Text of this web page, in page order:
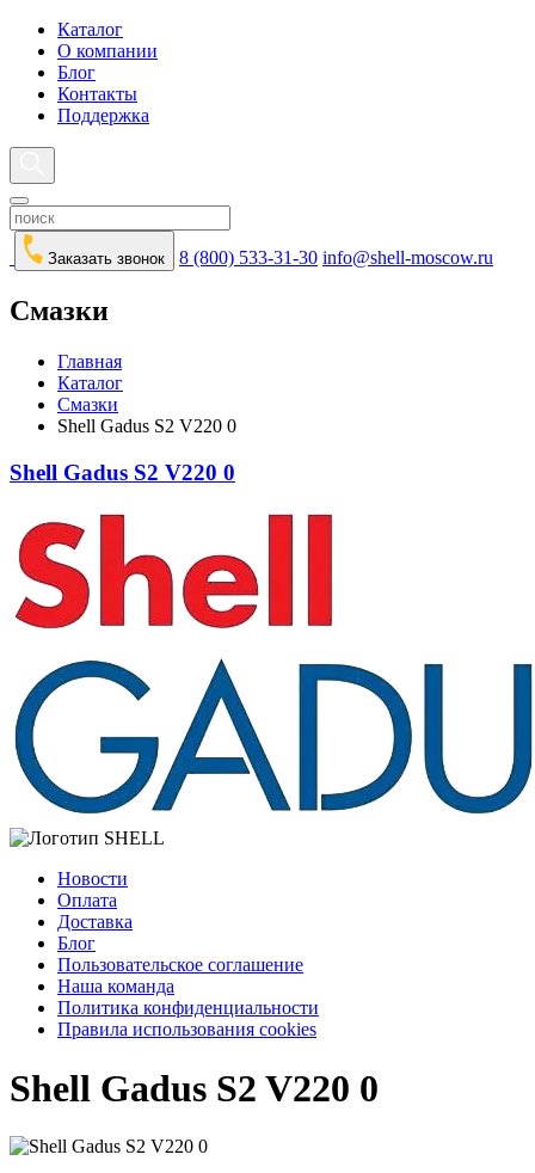
Каталог
О компании
Блог
Контакты
Поддержка
Заказать звонок 8 (800) 533-31-30 info@shell-moscow.ru
Смазки
Главная
Каталог
Смазки
Shell Gadus S2 V220 0
Shell Gadus S2 V220 0
Новости
Оплата
Доставка
Блог
Пользовательское соглашение
Наша команда
Политика конфиденциальности
Правила использования cookies
Shell Gadus S2 V220 0